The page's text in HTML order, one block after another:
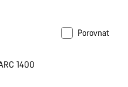
Porovnat
1400